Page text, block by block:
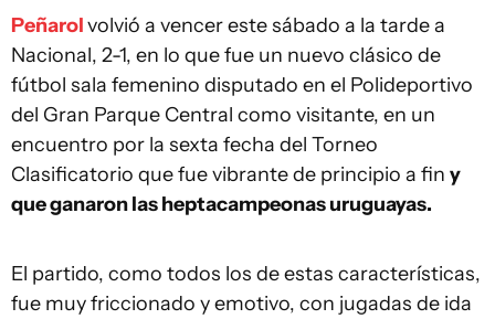
Peñarolvolvió a vencer este sábado a la tarde a
Nacional, 2-1, en lo que fue un nuevo clásico de
fútbol sala femenino disputado en el Polideportivo
del Gran Parque Central como visitante, en un
encuentro por la sexta fecha del Torneo
Clasificatorio que fue vibrante de principio a fin y
que ganaron las heptacampeonas uruguayas.
El partido, como todos los de estas características,
fue muy friccionado y emotivo, con jugadas de ida